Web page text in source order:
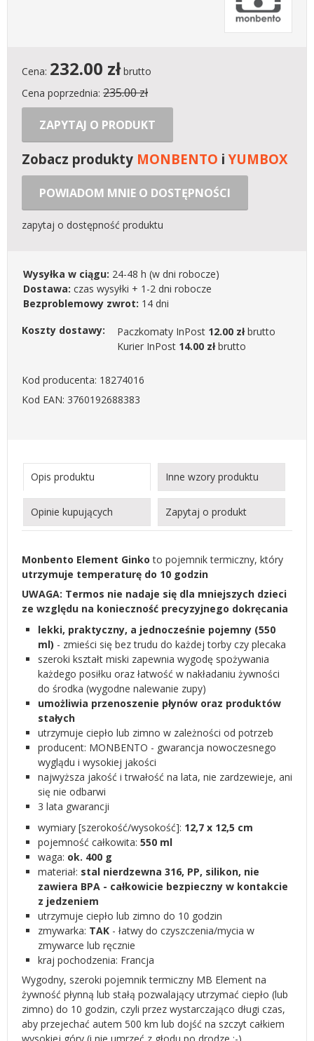
Cena: 232.00 złbrutto
Cena poprzednia: 235.00 zł
ZAPYTAJ O PRODUKT
Zobacz produkty MONBENTO iYUMBOX
POWIADOM MNIE O DOSTĘPNOŚCI
zapytaj o dostępność produktu
Wysyłka w ciągu: 24-48 h (w dni robocze)
Dostawa: czas wysyłki + 1-2 dni robocze
Bezproblemowy zwrot: 14 dni
Koszty dostawy:
Paczkomaty InPost 12.00 złbrutto
Kurier InPost 14.00 złbrutto
Kod producenta: 18274016
Kod EAN: 3760192688383
Opis produktu Inne wzory produktu
Opinie kupujących Zapytaj o produkt
Monbento Element Ginko to pojemnik termiczny, który
utrzymuje temperaturę do 10 godzin
UWAGA: Termos nie nadaje się dla mniejszych dzieci
ze względu na konieczność precyzyjnego dokręcania
lekki, praktyczny, a jednocześnie pojemny (550
ml) - zmieści się bez trudu do każdej torby czy plecaka
szeroki kształt miski zapewnia wygodę spożywania
każdego posiłku oraz łatwość w nakładaniu żywności
do środka (wygodne nalewanie zupy)
umożliwia przenoszenie płynów oraz produktów
stałych
utrzymuje ciepło lub zimno w zależności od potrzeb
producent: MONBENTO - gwarancja nowoczesnego
wyglądu i wysokiej jakości
najwyższa jakość i trwałość na lata, nie zardzewieje, ani
się nie odbarwi
3 lata gwarancji
wymiary [szerokość/wysokość]: 12,7 x 12,5 cm
pojemność całkowita: 550 ml
waga: ok. 400 g
materiał: stal nierdzewna 316, PP, silikon, nie
zawiera BPA - całkowicie bezpieczny w kontakcie
z jedzeniem
utrzymuje ciepło lub zimno do 10 godzin
zmywarka: TAK - łatwy do czyszczenia/mycia w
zmywarce lub ręcznie
kraj pochodzenia: Francja
Wygodny, szeroki pojemnik termiczny MB Element na
żywność płynną lub stałą pozwalający utrzymać ciepło (lub
zimno) do 10 godzin, czyli przez wystarczająco długi czas,
aby przejechać autem 500 km lub dojść na szczyt całkiem